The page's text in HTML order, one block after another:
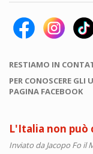
RESTIAMO IN
PER CONOSCERE
PAGINA FACEBOOK
L'Italia non può
Inviato daJacopo Fo il